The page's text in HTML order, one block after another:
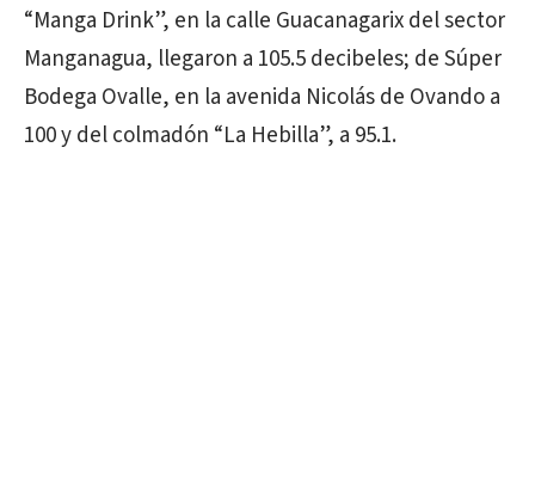
“Manga Drink”, en la calle Guacanagarix del sector
Manganagua, llegaron a 105.5 decibeles; de Súper
Bodega Ovalle, en la avenida Nicolás de Ovando a
100 y del colmadón “La Hebilla”, a 95.1.